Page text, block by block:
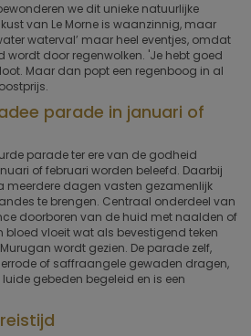
we dit unieke natuurlijke
van Le Morne is waanzinnig, maar
waterval’ maar heel eventjes, omdat
wordt door regenwolken. 'Je hebt goed
Maar dan popt een regenboog in al
parade in januari of
parade ter ere van de godheid
of februari worden beleefd. Daarbij
meerdere dagen vasten gezamenlijk
te brengen. Centraal onderdeel van
doorboren van de huid met naalden of
bloed vloeit wat als bevestigend teken
wordt gezien. De parade zelf,
of saffraangele gewaden dragen,
gebeden begeleid en is een